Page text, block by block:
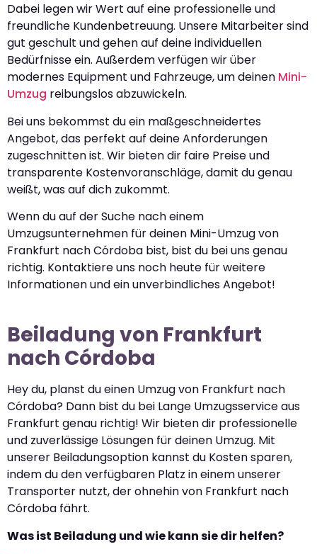
Dabei legen wir Wert auf eine professionelle und
freundliche Kundenbetreuung. Unsere Mitarbeiter sind
gut geschult und gehen auf deine individuellen
Bedürfnisse ein. Außerdem verfügen wir über
modernes Equipment und Fahrzeuge, um deinen Mini-
Umzug reibungslos abzuwickeln.
Bei uns bekommst du ein maßgeschneidertes
Angebot, das perfekt auf deine Anforderungen
zugeschnitten ist. Wir bieten dir faire Preise und
transparente Kostenvoranschläge, damit du genau
weißt, was auf dich zukommt.
Wenn du auf der Suche nach einem
Umzugsunternehmen für deinen Mini-Umzug von
Frankfurt nach Córdoba bist, bist du bei uns genau
richtig. Kontaktiere uns noch heute für weitere
Informationen und ein unverbindliches Angebot!
Beiladung von Frankfurt
nach Córdoba
Hey du, planst du einen Umzug von Frankfurt nach
Córdoba? Dann bist du bei Lange Umzugsservice aus
Frankfurt genau richtig! Wir bieten dir professionelle
und zuverlässige Lösungen für deinen Umzug. Mit
unserer Beiladungsoption kannst du Kosten sparen,
indem du den verfügbaren Platz in einem unserer
Transporter nutzt, der ohnehin von Frankfurt nach
Córdoba fährt.
Was ist Beiladung und wie kann sie dir helfen?